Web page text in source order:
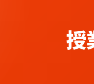
授